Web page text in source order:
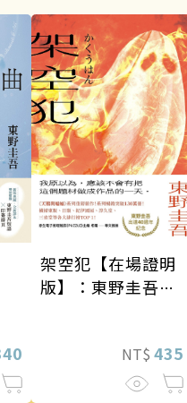
架空犯【在場證明
版】：東野圭吾出
列重磅新作！
NT$ 435